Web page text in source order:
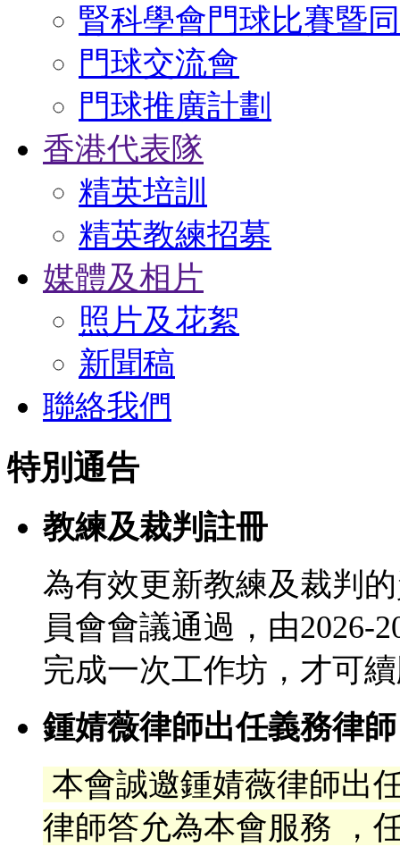
腎科學會門球比賽暨
門球交流會
門球推廣計劃
香港代表隊
精英培訓
精英教練招募
媒體及相片
照片及花絮
新聞稿
聯絡我們
特別通告
教練及裁判註冊
為有效更新教練及裁判
員會會議通過，由2026-
完成一次工作坊，才可
鍾婧薇律師出任義務律師
本會誠邀鍾婧薇律師出
律師答允為本會服務 ，